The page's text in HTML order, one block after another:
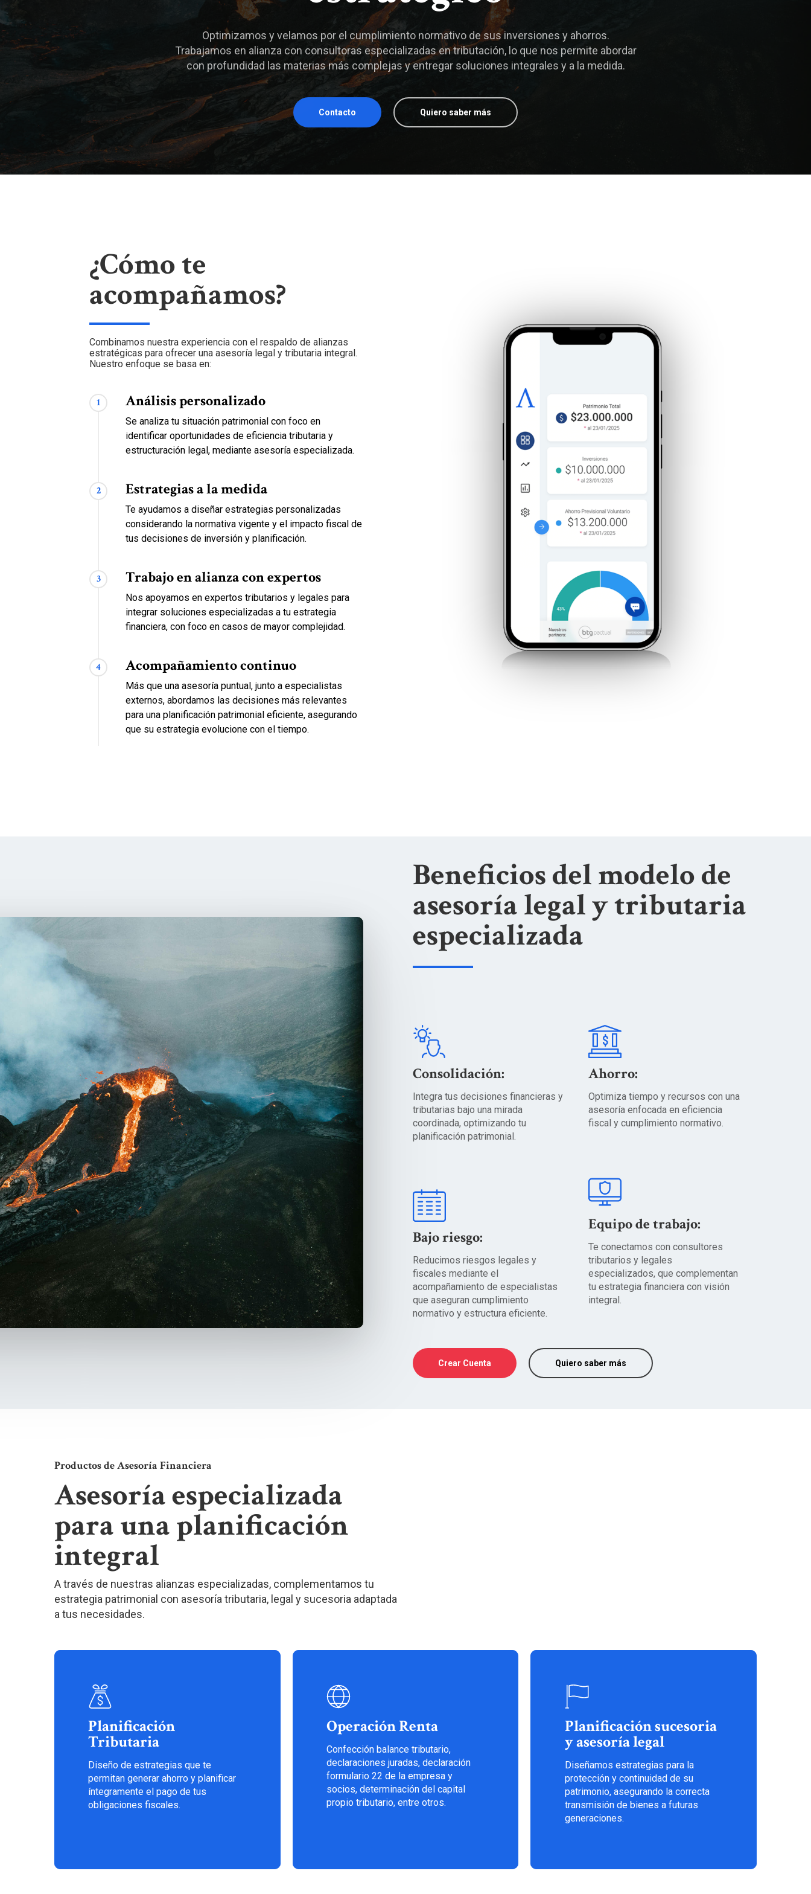
Ver Soluciones
Optimizamos y velamos por el cumplimiento normativo de sus inversiones y ahorros.
Trabajamos en alianza con consultoras especializadas en tributación, lo que nos permite abordar
con profundidad las materias más complejas y entregar soluciones integrales y a la medida.
Contacto Quiero saber más
¿Cómo te
acompañamos?
Combinamos nuestra experiencia con el respaldo de alianzas
estratégicas para ofrecer una asesoría legal y tributaria integral.
Nuestro enfoque se basa en:
1 Análisis personalizado
Se analiza tu situación patrimonial con foco en
identificar oportunidades de eficiencia tributaria y
estructuración legal, mediante asesoría especializada.
2 Estrategias a la medida
Te ayudamos a diseñar estrategias personalizadas
considerando la normativa vigente y el impacto fiscal de
tus decisiones de inversión y planificación.
3 Trabajo en alianza con expertos
Nos apoyamos en expertos tributarios y legales para
integrar soluciones especializadas a tu estrategia
financiera, con foco en casos de mayor complejidad.
4 Acompañamiento continuo
Más que una asesoría puntual, junto a especialistas
externos, abordamos las decisiones más relevantes
para una planificación patrimonial eficiente, asegurando
que su estrategia evolucione con el tiempo.
Beneficios del modelo de
asesoría legal y tributaria
especializada
Consolidación:
Integra tus decisiones financieras y
tributarias bajo una mirada
coordinada, optimizando tu
planificación patrimonial.
Bajo riesgo:
Reducimos riesgos legales y
fiscales mediante el
acompañamiento de especialistas
que aseguran cumplimiento
normativo y estructura eficiente.
Ahorro:
Optimiza tiempo y recursos con una
asesoría enfocada en eficiencia
fiscal y cumplimiento normativo.
Equipo de trabajo:
Te conectamos con consultores
tributarios y legales
especializados, que complementan
tu estrategia financiera con visión
integral.
Crear Cuenta Quiero saber más
Productos de Asesoría Financiera
Asesoría especializada
para una planificación
integral
A través de nuestras alianzas especializadas, complementamos tu
estrategia patrimonial con asesoría tributaria, legal y sucesoria adaptada
a tus necesidades.
Planificación
Tributaria
Diseño de estrategias que te
permitan generar ahorro y planificar
íntegramente el pago de tus
obligaciones fiscales.
Operación Renta
Confección balance tributario,
declaraciones juradas, declaración
formulario 22 de la empresa y
socios, determinación del capital
propio tributario, entre otros.
Planificación sucesoria
y asesoría legal
Diseñamos estrategias para la
protección y continuidad de su
patrimonio, asegurando la correcta
transmisión de bienes a futuras
generaciones.